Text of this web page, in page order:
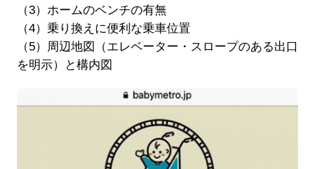
（3）ホームのベンチの有無
（4）乗り換えに便利な乗車位置
（5）周辺地図（エレベーター・スロープのある出口
を明示）と構内図